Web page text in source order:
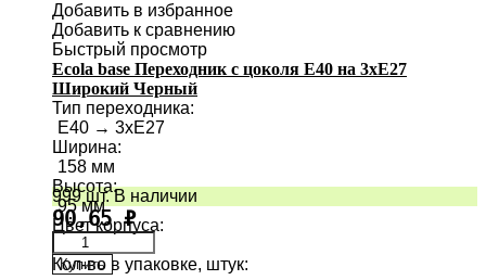
Добавить в избранное
Добавить к сравнению
Быстрый просмотр
Ecola base Переходник с цоколя E40 на 3хE27
Широкий Черный
Тип переходника:
E40 → 3хE27
Ширина:
158 мм
Высота:
95 мм
Цвет корпуса:
Кол-во в упаковке, штук:
999 шт. В наличии
90,65₽
Купить